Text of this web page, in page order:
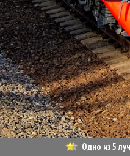
Одно из 5